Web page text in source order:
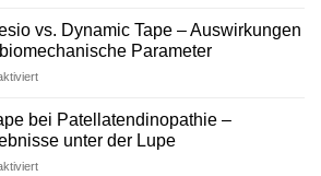
Tape
Kinesiotape
–
wissenschaftlich
fundierter
vs. Dynamic Tape – Auswirkungen
Parameter
für
Kinesio
Dynamic
Tape
bei Patellatendinopathie –
unter der Lupe
für